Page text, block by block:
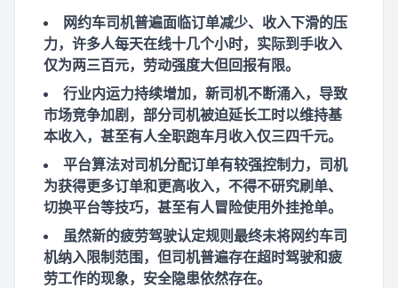
网约车司机普遍面临订单减少、收入下滑的压
力，许多人每天在线十几个小时，实际到手收入
仅为两三百元，劳动强度大但回报有限。
行业内运力持续增加，新司机不断涌入，导致
市场竞争加剧，部分司机被迫延长工时以维持基
本收入，甚至有人全职跑车月收入仅三四千元。
平台算法对司机分配订单有较强控制力，司机
为获得更多订单和更高收入，不得不研究刷单、
切换平台等技巧，甚至有人冒险使用外挂抢单。
虽然新的疲劳驾驶认定规则最终未将网约车司
机纳入限制范围，但司机普遍存在超时驾驶和疲
劳工作的现象，安全隐患依然存在。